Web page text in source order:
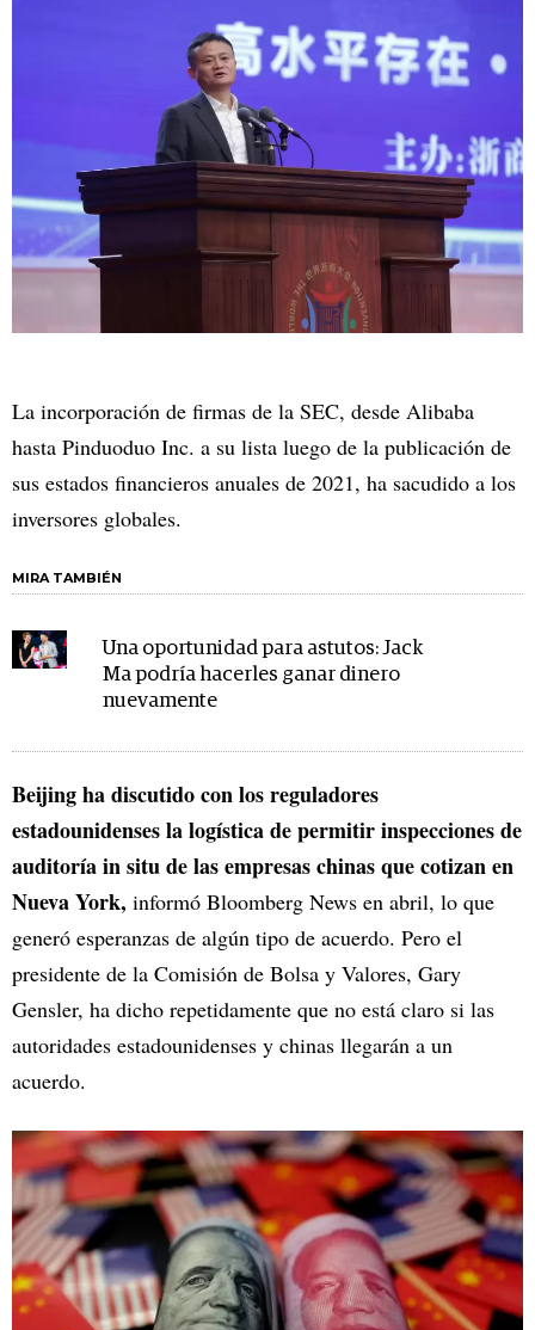
La incorporación de firmas de la SEC, desde Alibaba
hasta Pinduoduo Inc. a su lista luego de la publicación de
sus estados financieros anuales de 2021, ha sacudido a los
inversores globales.
MIRA TAMBIÉN
Una oportunidad para astutos: Jack
Ma podría hacerles ganar dinero
nuevamente
Beijing ha discutido con los reguladores
estadounidenses la logística de permitir inspecciones de
auditoría in situ de las empresas chinas que cotizan en
Nueva York, informó Bloomberg News en abril, lo que
generó esperanzas de algún tipo de acuerdo. Pero el
presidente de la Comisión de Bolsa y Valores, Gary
Gensler, ha dicho repetidamente que no está claro si las
autoridades estadounidenses y chinas llegarán a un
acuerdo.